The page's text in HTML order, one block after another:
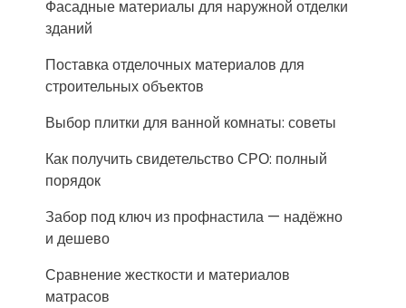
Фасадные материалы для наружной отделки
зданий
Поставка отделочных материалов для
строительных объектов
Выбор плитки для ванной комнаты: советы
Как получить свидетельство СРО: полный
порядок
Забор под ключ из профнастила — надёжно
и дешево
Сравнение жесткости и материалов
матрасов